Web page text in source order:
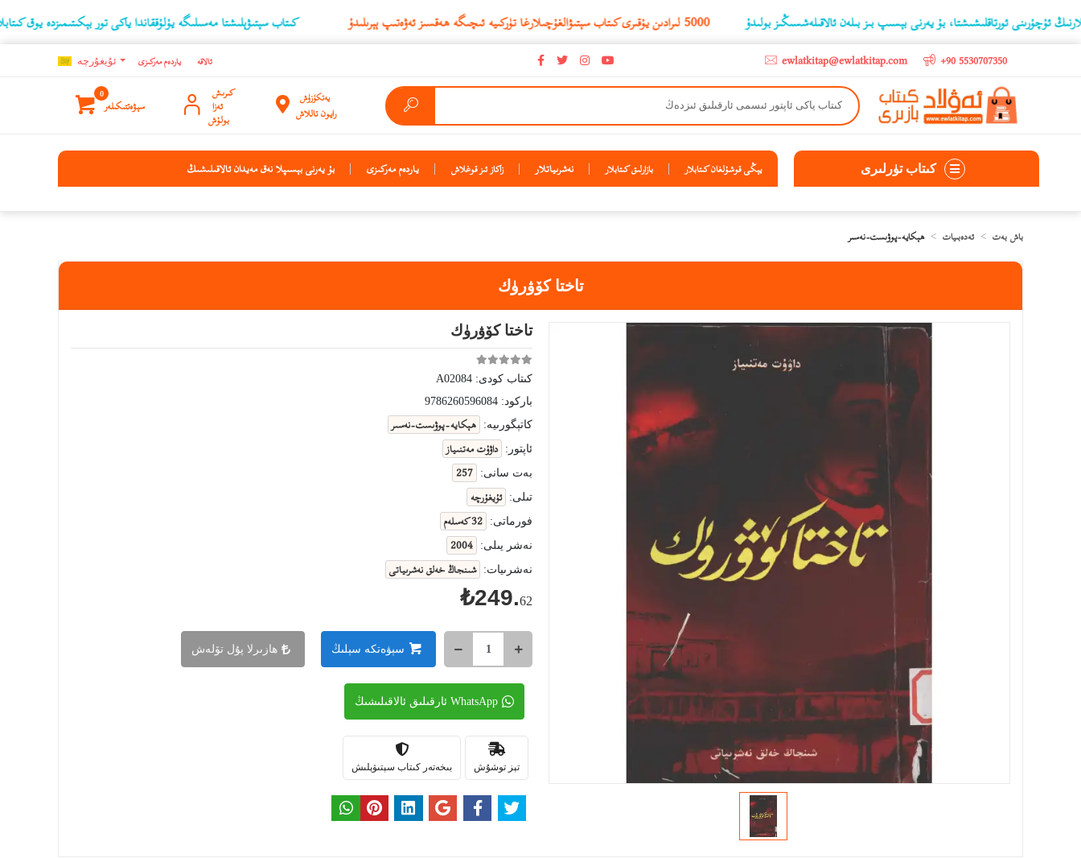
كىتاب سېتىۋېلىشتا مەسىلىگە يۇلۇققاندا ياكى تور بېكىتىمىزدە يوق كىتابلارنىڭ ‫5000 لىرادىن يۇقىرى كىتاب سېتىۋالغۇچىلارغا تۈركىيە ئىچىگە ھەقسىز ئەۋەتىپ ېېرىلىدۇ ئورتاقلىشىشتا، بۇ يەرنى بېسىپ بىز بىلەن ئالاقىلەشسىڭىز بولىدۇ
+90 5530707350
ewlatkitap@ewlatkitap.com ئۇيغۇرچه ياردەم مەركىزى ئالاقە
يەتكۈزۈش
رايون تاللاش
كىرىش
ئەزا
بولۇش
0
سېۋەتتىكىلەر
كىتاب تۈرلىرى يېڭى قوشۇلغان كىتابلار بازارلىق كىتابلار نەشرىياتلار زاكاز ئىز قوغلاش ياردەم مەركىزى بۇ يەرنى بېسىپلا نەق مەيدان ئالاقىلىشىڭ
باش بەت ئەدەبىيات ھېكايە-پوۋىست-نەسىر
تاختا كۆۋرۈك
تاختا كۆۋرۈك
كىتاب كودى: A02084
باركود: 9786260596084
كاتېگورىيە:
ھېكايە-پوۋىست-نەسىر
ئاپتور: داۋۇت مەتنىياز
بەت سانى: 257
تىلى: ئۇيغۇرچە
فورماتى: 32 كەسلەم
نەشر يىلى: 2004
نەشرىيات: شىنجاڭ خەلق نەشرىياتى
₺249.62
سېۋەتكە سېلىڭ ھازىرلا پۇل تۆلەش
WhatsApp ئارقىلىق ئالاقىلىشىڭ
تېز توشۇش بىخەتەر كىتاب سېتىۋېلىش